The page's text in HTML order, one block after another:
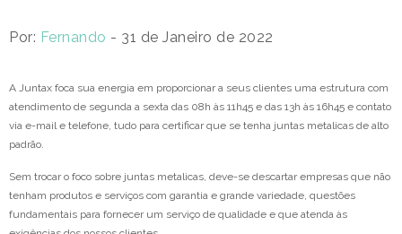
Por: Fernando - 31 de Janeiro de 2022
A Juntax foca sua energia em proporcionar a seus clientes uma estrutura com
atendimento de segunda a sexta das 08h às 11h45 e das 13h às 16h45 e contato
via e-mail e telefone, tudo para certificar que se tenha juntas metalicas de alto
padrão.
Sem trocar o foco sobre juntas metalicas, deve-se descartar empresas que não
tenham produtos e serviços com garantia e grande variedade, questões
fundamentais para fornecer um serviço de qualidade e que atenda às